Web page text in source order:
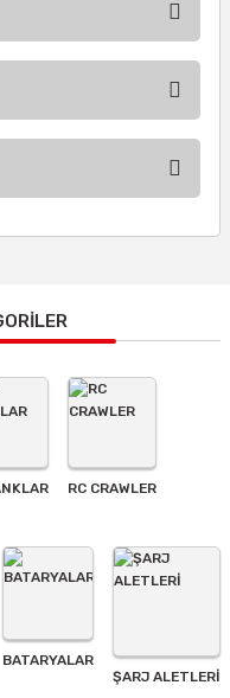
RC CRAWLER
BATARYALAR
ŞARJ ALETLERI